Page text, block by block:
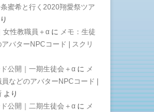
蜜希と行く2020翔愛祭ツア
女性教職員＋α に メモ：生徒
バターNPCコード | スクリ
公開｜一期生徒会＋α に メ
などのアバターNPCコード |
より
公開｜二期生徒会＋α に メ